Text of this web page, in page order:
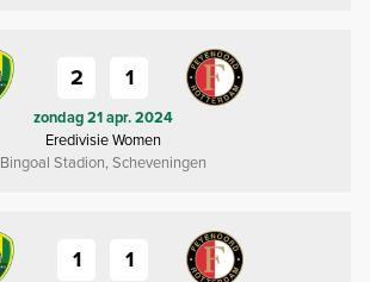
2 1
zondag 21 apr. 2024
Eredivisie Women
Bingoal Stadion, Scheveningen
1 1